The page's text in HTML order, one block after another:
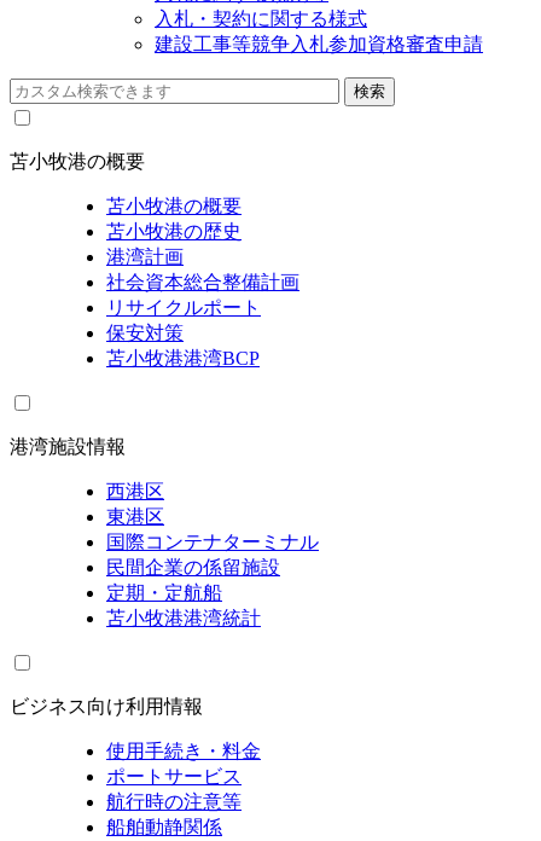
入札・契約に関する様式
建設工事等競争入札参加資格審査申請
苫小牧港の概要
苫小牧港の概要
苫小牧港の歴史
港湾計画
社会資本総合整備計画
リサイクルポート
保安対策
苫小牧港港湾BCP
港湾施設情報
西港区
東港区
国際コンテナターミナル
民間企業の係留施設
定期・定航船
苫小牧港港湾統計
ビジネス向け利用情報
使用手続き・料金
ポートサービス
航行時の注意等
船舶動静関係